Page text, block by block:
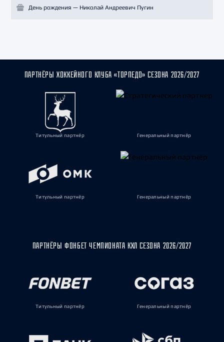
День рождения — Николай Андреевич Пугин
ПАРТНЁРЫ ХОККЕЙНОГО КЛУБА «ТОРПЕДО» СЕЗОНА 2026/2027
Титульный партнёр Генеральный партнёр
Титульный партнёр Генеральный партнёр
ПАРТНЁРЫ ФОНБЕТ ЧЕМПИОНАТА КХЛ СЕЗОНА 2026/2027
Титульный партнёр Генеральный партнёр